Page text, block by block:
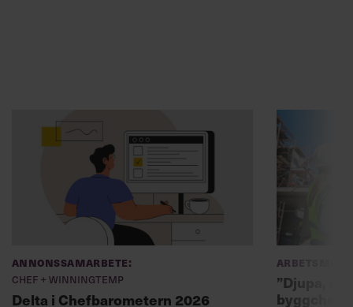
Annonssamarbete:
Chef + Winningtemp
Delta i Chefbarometern 2026
”Djupa,